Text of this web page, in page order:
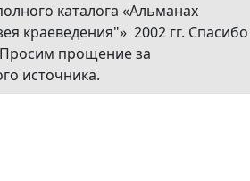
каталога «Альманах
краеведения"» 2002 гг. Спасибо
прощение за
источника.